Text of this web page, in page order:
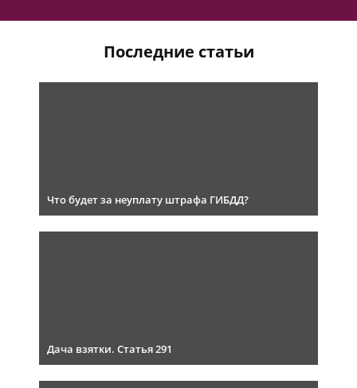
Последние статьи
Что будет за неуплату штрафа ГИБДД?
Дача взятки. Статья 291